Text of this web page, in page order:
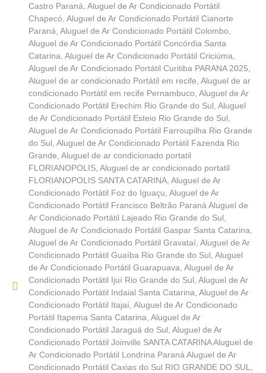
Castro Paraná, Aluguel de Ar Condicionado Portátil
Chapecó, Aluguel de Ar Condicionado Portátil Cianorte
Paraná, Aluguel de Ar Condicionado Portátil Colombo,
Aluguel de Ar Condicionado Portátil Concórdia Santa
Catarina, Aluguel de Ar Condicionado Portátil Criciúma,
Aluguel de Ar Condicionado Portátil Curitiba PARANA 2025,
Aluguel de ar condicionado Portátil em recife, Aluguel de ar
condicionado Portátil em recife Pernambuco, Aluguel de Ar
Condicionado Portátil Erechim Rio Grande do Sul, Aluguel
de Ar Condicionado Portátil Esteio Rio Grande do Sul,
Aluguel de Ar Condicionado Portátil Farroupilha Rio Grande
do Sul, Aluguel de Ar Condicionado Portátil Fazenda Rio
Grande, Aluguel de ar condicionado portatil
FLORIANOPOLIS, Aluguel de ar condicionado portatil
FLORIANOPOLIS SANTA CATARINA, Aluguel de Ar
Condicionado Portátil Foz do Iguaçu, Aluguel de Ar
Condicionado Portátil Francisco Beltrão Paraná Aluguel de
Ar Condicionado Portátil Lajeado Rio Grande do Sul,
Aluguel de Ar Condicionado Portátil Gaspar Santa Catarina,
Aluguel de Ar Condicionado Portátil Gravataí, Aluguel de Ar
Condicionado Portátil Guaíba Rio Grande do Sul, Aluguel
de Ar Condicionado Portátil Guarapuava, Aluguel de Ar
Condicionado Portátil Ijuí Rio Grande do Sul, Aluguel de Ar
Condicionado Portátil Indaial Santa Catarina, Aluguel de Ar
Condicionado Portátil Itajaí, Aluguel de Ar Condicionado
Portátil Itapema Santa Catarina, Aluguel de Ar
Condicionado Portátil Jaraguá do Sul, Aluguel de Ar
Condicionado Portátil Joinville SANTA CATARINA Aluguel de
Ar Condicionado Portátil Londrina Paraná Aluguel de Ar
Condicionado Portátil Caxias do Sul RIO GRANDE DO SUL,